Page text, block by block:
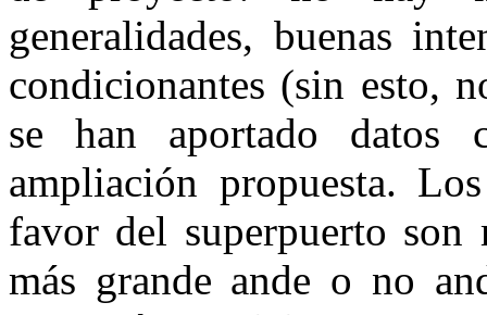
generalidades, buenas
condicionantes (sin esto,
se han aportado datos
ampliación propuesta.
favor del superpuerto
más grande ande o no